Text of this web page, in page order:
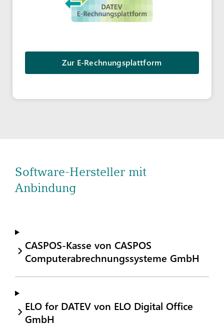
Software-Hersteller mit
Anbindung
CASPOS-Kasse von CASPOS
Computerabrechnungssysteme GmbH
ELO for DATEV von ELO Digital Office
GmbH
Zur E-Rechnungsplattform